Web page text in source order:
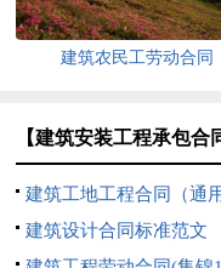
建筑农民工劳动合同
【建筑安装工程承包合
建筑工地工程合同（通
篇）
建筑设计合同标准范文